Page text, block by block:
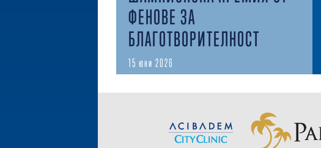
ФЕНОВЕ ЗА
БЛАГОТВОРИТЕЛНОСТ
15 юни 2026